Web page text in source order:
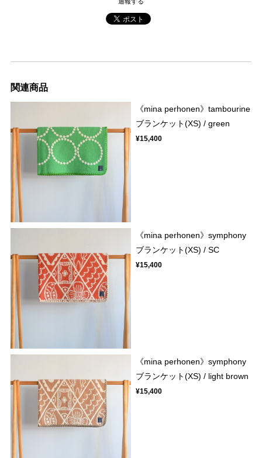
関連商品
《mina perhonen》tambourine
ブランケット(XS) / green
¥15,400
《mina perhonen》symphony
ブランケット(XS) / SC
¥15,400
《mina perhonen》symphony
ブランケット(XS) / light brown
¥15,400